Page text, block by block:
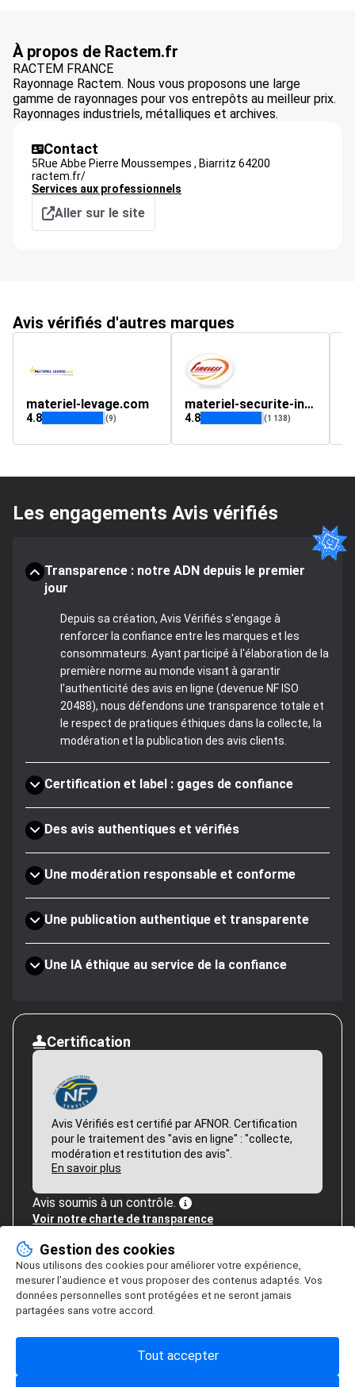
À propos de Ractem.fr
RACTEM FRANCE
Rayonnage Ractem. Nous vous proposons une large
gamme de rayonnages pour vos entrepôts au meilleur prix.
Rayonnages industriels, métalliques et archives.
Contact
5Rue Abbe Pierre Moussempes , Biarritz 64200
ractem.fr/
Services aux professionnels
Aller sur le site
Avis vérifiés d'autres marques
materiel-levage.com
4.8 (9)
materiel-securite-incendie.fireless.fr
4.8 (1 138)
Les engagements Avis vérifiés
Transparence : notre ADN depuis le premier
jour
Depuis sa création, Avis Vérifiés s'engage à
renforcer la confiance entre les marques et les
consommateurs. Ayant participé à l'élaboration de la
première norme au monde visant à garantir
l'authenticité des avis en ligne (devenue NF ISO
20488), nous défendons une transparence totale et
le respect de pratiques éthiques dans la collecte, la
modération et la publication des avis clients.
Certification et label : gages de confiance
Des avis authentiques et vérifiés
Une modération responsable et conforme
Une publication authentique et transparente
Une IA éthique au service de la confiance
Certification
Avis Vérifiés est certifié par AFNOR. Certification
pour le traitement des "avis en ligne" : "collecte,
modération et restitution des avis".
En savoir plus
Avis soumis à un contrôle.
Voir notre charte de transparence
Gestion des cookies
Nous utilisons des cookies pour améliorer votre expérience,
mesurer l’audience et vous proposer des contenus adaptés. Vos
données personnelles sont protégées et ne seront jamais
partagées sans votre accord.
Tout accepter